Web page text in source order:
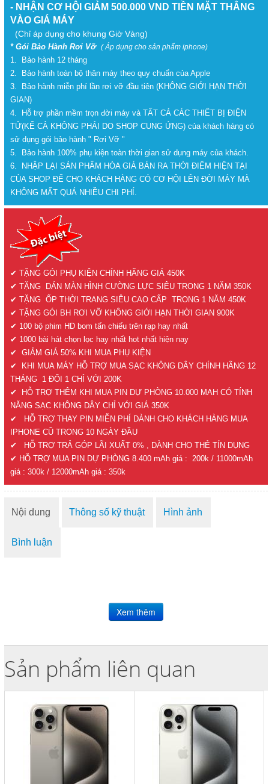
- NHẬN CƠ HỘI GIẢM 500.000 VND TIỀN MẶT THẲNG
VÀO GIÁ MÁY
(Chỉ áp dụng cho khung Giờ Vàng)
* Gói Bảo Hành Rơi Vỡ( Áp dụng cho sản phẩm iphone)
1. Bảo hành 12 tháng
2. Bảo hành toàn bộ thân máy theo quy chuẩn của Apple
3. Bảo hành miễn phí lần rơi vỡ đầu tiên (KHÔNG GIỚI HẠN THỜI
GIAN)
4. Hỗ trợ phần mềm trọn đời máy và TẤT CẢ CÁC THIẾT BỊ ĐIỆN
TỬ(KỂ CẢ KHÔNG PHẢI DO SHOP CUNG ỨNG) của khách hàng có
sử dụng gói bảo hành " Rơi Vỡ "
5. Bảo hành 100% phụ kiện toàn thời gian sử dụng máy của khách.
6. NHẬP LẠI SẢN PHẨM HÒA GIÁ BÁN RA THỜI ĐIỂM HIỆN TẠI
CỦA SHOP ĐỂ CHO KHÁCH HÀNG CÓ CƠ HỘI LÊN ĐỜI MÁY MÀ
KHÔNG MẤT QUÁ NHIỀU CHI PHÍ.
✔ TẶNG GÓI PHỤ KIỆN CHÍNH HÃNG GIÁ 450K
✔ TẶNG DÁN MÀN HÌNH CƯỜNG LỰC SIÊU TRONG 1 NĂM 350K
✔ TẶNG ỐP THỜI TRANG SIÊU CAO CẤP TRONG 1 NĂM 450K
✔ TẶNG GÓI BH RƠI VỠ KHÔNG GIỚI HẠN THỜI GIAN 900K
✔ 100 bộ phim HD bom tấn chiếu trên rạp hay nhất
✔ 1000 bài hát chọn lọc hay nhất hot nhất hiện nay
✔ GIẢM GIÁ 50% KHI MUA PHỤ KIỆN
✔ KHI MUA MÁY HỖ TRỢ MUA SẠC KHÔNG DÂY CHÍNH HÃNG 12
THÁNG 1 ĐỔI 1 CHỈ VỚI 200K
✔ HỖ TRỢ THÊM KHI MUA PIN DỰ PHÒNG 10.000 MAH CÓ TÍNH
NĂNG SẠC KHÔNG DÂY CHỈ VỚI GIÁ 350K
✔ HỖ TRỢ THAY PIN MIỄN PHÍ DÀNH CHO KHÁCH HÀNG MUA
IPHONE CŨ TRONG 10 NGÀY ĐẦU
✔ HỖ TRỢ TRẢ GÓP LÃI XUẤT 0% , DÀNH CHO THẺ TÍN DỤNG
✔ HỖ TRỢ MUA PIN DỰ PHÒNG 8.400 mAh giá : 200k / 11000mAh
giá : 300k / 12000mAh giá : 350k
Nội dung Thông số kỹ thuật Hình ảnh
Bình luận
Sản phẩm liên quan